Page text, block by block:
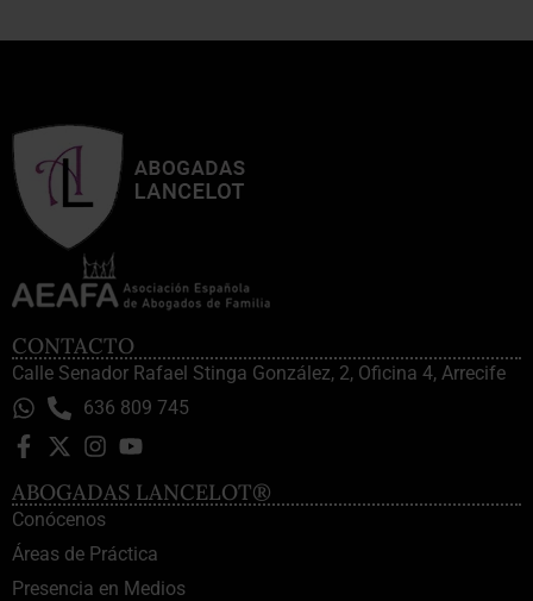
CONTACTO
Calle Senador Rafael Stinga González, 2, Oficina 4, Arrecife
636 809 745
ABOGADAS LANCELOT®
Conócenos
Áreas de Práctica
Presencia en Medios